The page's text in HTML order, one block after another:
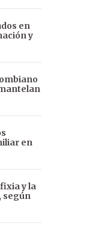
en
y
en
y la
según